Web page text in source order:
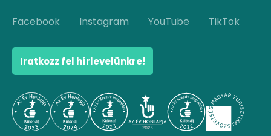
Facebook Instagram YouTube TikTok
Iratkozz fel hírlevelünkre!